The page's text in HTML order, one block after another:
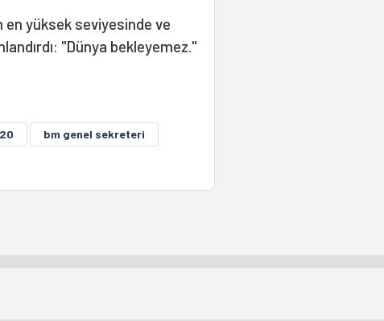
yüksek seviyesinde ve
"Dünya bekleyemez."
bm genel sekreteri